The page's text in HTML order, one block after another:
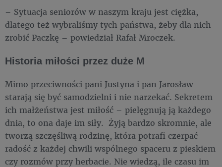
– Sytuacja seniorów w naszym kraju jest ciężka,
dlatego też wybraliśmy tych państwa, żeby dla nich
zrobić Paczkę – powiedział Rafał Mroczek.
Historia miłości przez duże M
Mimo przeciwności pani Justyna i pan Jarosław
starają się być samodzielni i nie narzekać. Sekretem
ich małżeństwa jest miłość – pielęgnują ją każdego
dnia, to ona daje im siły. Żyją bardzo skromnie, ale
tworzą szczęśliwą rodzinę, która potrafi czerpać
radość z każdej chwili wspólnego spaceru z pieskiem
czy rozmów przy herbacie. Nie wiedzą, ile czasu im